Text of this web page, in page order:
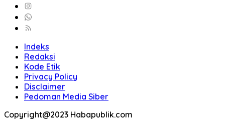
Indeks
Redaksi
Kode Etik
Privacy Policy
Disclaimer
Pedoman Media Siber
Copyright@2023 Habapublik.com